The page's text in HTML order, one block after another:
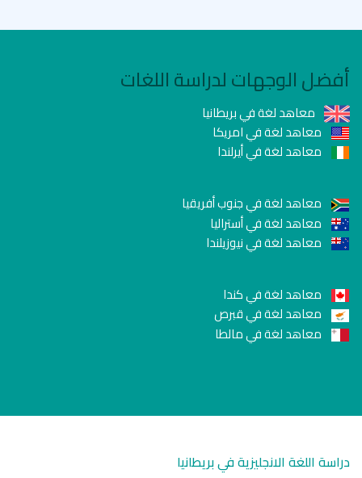
أفضل الوجهات لدراسة اللغات
معاهد لغة في بريطانيا
معاهد لغة في امريكا
معاهد لغة في أيرلندا
معاهد لغة في جنوب أفريقيا
معاهد لغة في أستراليا
معاهد لغة في نيوزيلندا
معاهد لغة في كندا
معاهد لغة في قبرص
معاهد لغة في مالطا
دراسة اللغة الانجليزية في بريطانيا